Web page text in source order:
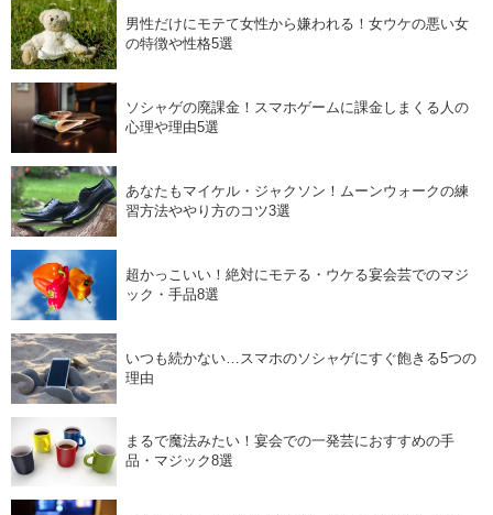
男性だけにモテて女性から嫌われる！女ウケの悪い女
の特徴や性格5選
ソシャゲの廃課金！スマホゲームに課金しまくる人の
心理や理由5選
あなたもマイケル・ジャクソン！ムーンウォークの練
習方法ややり方のコツ3選
超かっこいい！絶対にモテる・ウケる宴会芸でのマジ
ック・手品8選
いつも続かない…スマホのソシャゲにすぐ飽きる5つの
理由
まるで魔法みたい！宴会での一発芸におすすめの手
品・マジック8選